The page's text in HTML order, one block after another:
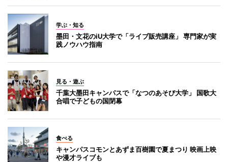
学ぶ・知る
墨田・文花のiU大学で「ライブ販売講座」 専門家が実
践ノウハウ指南
見る・遊ぶ
千葉大墨田キャンパスで「なつのあそび大学」 国歌大
合唱で子どもの国閉幕
食べる
キャンパスコモンとあずま百樹園で夏まつり 映画上映
や漫才ライブも